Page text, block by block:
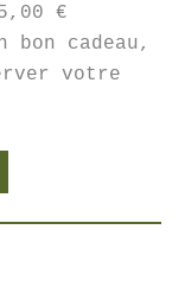
€
bon cadeau,
votre